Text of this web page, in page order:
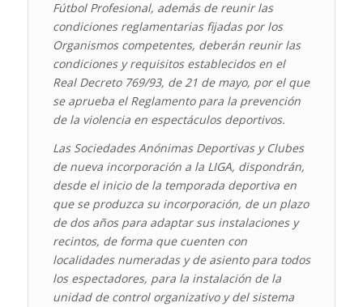
Fútbol Profesional, además de reunir las
condiciones reglamentarias fijadas por los
Organismos competentes, deberán reunir las
condiciones y requisitos establecidos en el
Real Decreto 769/93, de 21 de mayo, por el que
se aprueba el Reglamento para la prevención
de la violencia en espectáculos deportivos.
Las Sociedades Anónimas Deportivas y Clubes
de nueva incorporación a la LIGA, dispondrán,
desde el inicio de la temporada deportiva en
que se produzca su incorporación, de un plazo
de dos años para adaptar sus instalaciones y
recintos, de forma que cuenten con
localidades numeradas y de asiento para todos
los espectadores, para la instalación de la
unidad de control organizativo y del sistema